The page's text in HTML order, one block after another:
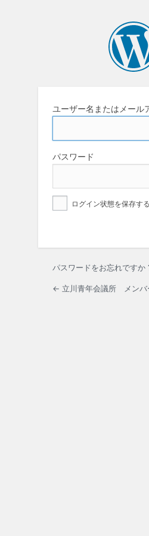
ユーザー名またはメール
パスワード
ログイン状態を保存する
パスワードをお忘れですか
← 立川青年会議所 メンバ